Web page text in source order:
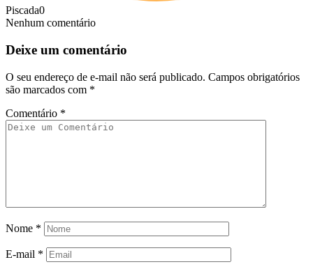
Piscada0
Nenhum comentário
Deixe um comentário
O seu endereço de e-mail não será publicado. Campos obrigatórios
são marcados com *
Comentário *
Nome *
E-mail *